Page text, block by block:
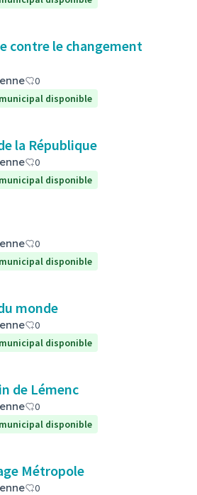
contre le changement
0
disponible
la République
0
disponible
0
disponible
monde
0
disponible
de Lémenc
0
disponible
Métropole
0